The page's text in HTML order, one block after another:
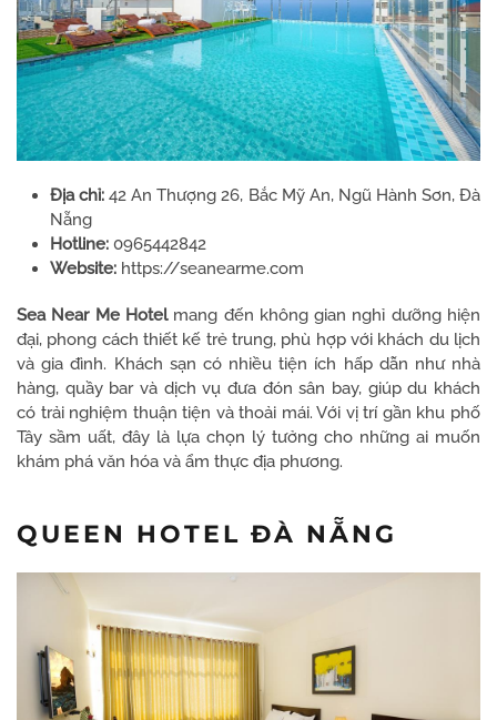
Địa chỉ: 42 An Thượng 26, Bắc Mỹ An, Ngũ Hành Sơn, Đà
Nẵng
Hotline: 0965442842
Website: https://seanearme.com
Sea Near Me Hotelmang đến không gian nghỉ dưỡng hiện
đại, phong cách thiết kế trẻ trung, phù hợp với khách du lịch
và gia đình. Khách sạn có nhiều tiện ích hấp dẫn như nhà
hàng, quầy bar và dịch vụ đưa đón sân bay, giúp du khách
có trải nghiệm thuận tiện và thoải mái. Với vị trí gần khu phố
Tây sầm uất, đây là lựa chọn lý tưởng cho những ai muốn
khám phá văn hóa và ẩm thực địa phương.
QUEEN HOTEL ĐÀ NẴNG